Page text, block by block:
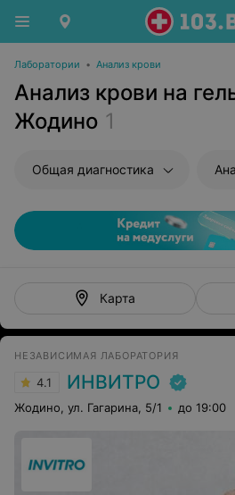
Лаборатории • Анализ крови
Анализ крови на
Жодино 1
Общая диагностика
Карта
НЕЗАВИСИМАЯ ЛАБОРАТОРИЯ
4.1 ИНВИТРО
Жодино, ул. Гагарина, 5/1 до 19:00